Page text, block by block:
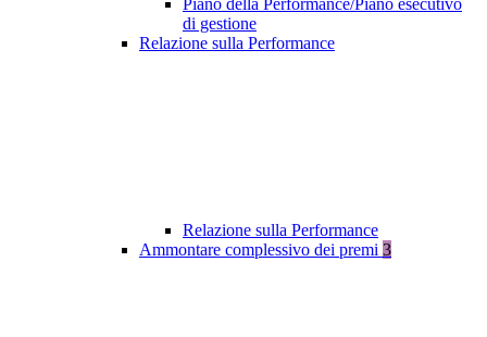
Piano della Performance/Piano esecutivo
di gestione
Relazione sulla Performance
Relazione sulla Performance
Ammontare complessivo dei premi 3